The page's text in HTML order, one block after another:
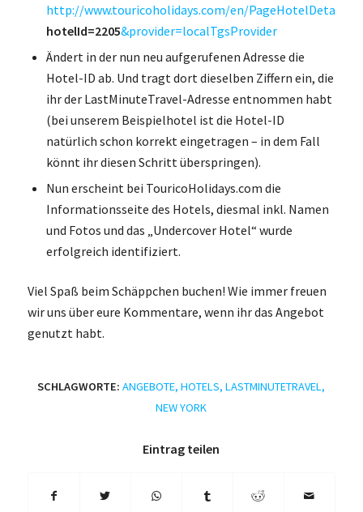
http://www.touricoholidays.com/en/
hotelId=2205&provider=localTgsProvider
Ändert in der nun neu aufgerufenen Adresse die
Hotel-ID ab. Und tragt dort dieselben Ziffern ein, die
ihr der LastMinuteTravel-Adresse entnommen habt
(bei unserem Beispielhotel ist die Hotel-ID
natürlich schon korrekt eingetragen – in dem Fall
könnt ihr diesen Schritt überspringen).
Nun erscheint bei TouricoHolidays.com die
Informationsseite des Hotels, diesmal inkl. Namen
und Fotos und das „Undercover Hotel“ wurde
erfolgreich identifiziert.
Viel Spaß beim Schäppchen buchen! Wie immer freuen
wir uns über eure Kommentare, wenn ihr das Angebot
genutzt habt.
SCHLAGWORTE: ANGEBOTE,HOTELS,LASTMINUTETRAVEL,
NEW YORK
Eintrag teilen